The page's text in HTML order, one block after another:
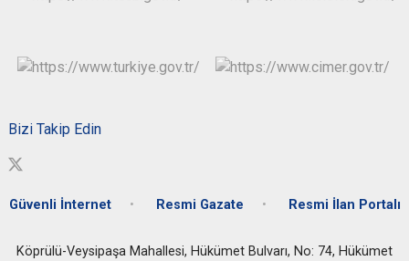
Bizi Takip Edin
Güvenli İnternet Resmi Gazate Resmi İlan Portalı
Köprülü-Veysipaşa Mahallesi, Hükümet Bulvarı, No: 74, Hükümet